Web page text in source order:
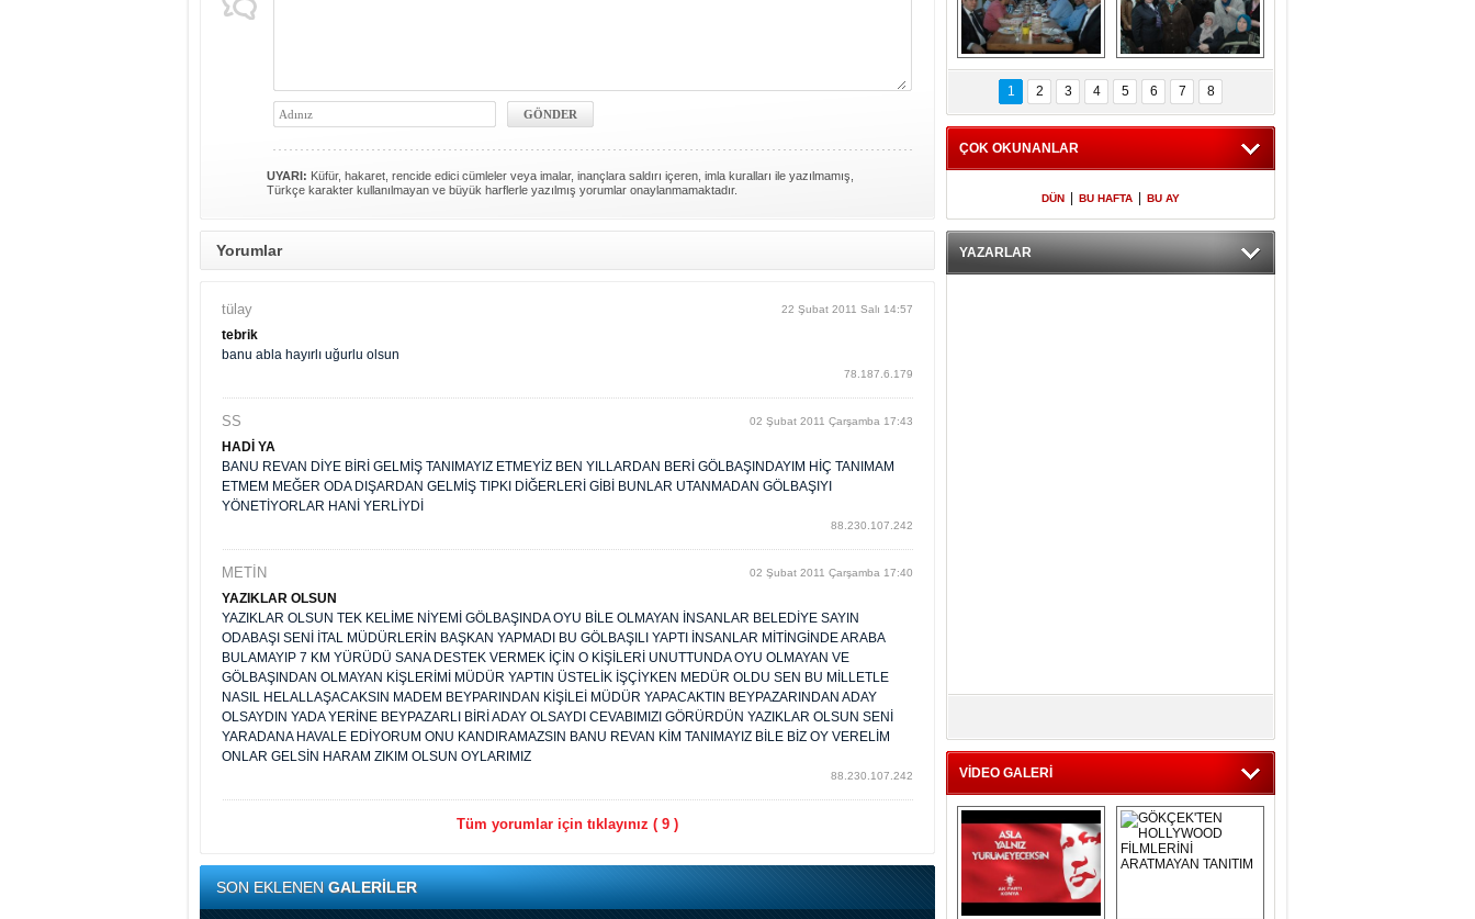
UYARI: Küfür, hakaret, rencide edici cümleler veya imalar, inançlara saldırı içeren, imla kuralları ile yazılmamış,
Türkçe karakter kullanılmayan ve büyük harflerle yazılmış yorumlar onaylanmamaktadır.
Yorumlar
tülay 22 Şubat 2011 Salı 14:57
tebrik
banu abla hayırlı uğurlu olsun
78.187.6.179
SS 02 Şubat 2011 Çarşamba 17:43
HADİ YA
BANU REVAN DİYE BİRİ GELMİŞ TANIMAYIZ ETMEYİZ BEN YILLARDAN BERİ GÖLBAŞINDAYIM HİÇ TANIMAM
ETMEM MEĞER ODA DIŞARDAN GELMİŞ TIPKI DİĞERLERİ GİBİ BUNLAR UTANMADAN GÖLBAŞIYI
YÖNETİYORLAR HANİ YERLİYDİ
88.230.107.242
METİN 02 Şubat 2011 Çarşamba 17:40
YAZIKLAR OLSUN
YAZIKLAR OLSUN TEK KELİME NİYEMİ GÖLBAŞINDA OYU BİLE OLMAYAN İNSANLAR BELEDİYE SAYIN
ODABAŞI SENİ İTAL MÜDÜRLERİN BAŞKAN YAPMADI BU GÖLBAŞILI YAPTI İNSANLAR MİTİNGİNDE ARABA
BULAMAYIP 7 KM YÜRÜDÜ SANA DESTEK VERMEK İÇİN O KİŞİLERİ UNUTTUNDA OYU OLMAYAN VE
GÖLBAŞINDAN OLMAYAN KİŞLERİMİ MÜDÜR YAPTIN ÜSTELİK İŞÇİYKEN MEDÜR OLDU SEN BU MİLLETLE
NASIL HELALLAŞACAKSIN MADEM BEYPARINDAN KİŞİLEİ MÜDÜR YAPACAKTIN BEYPAZARINDAN ADAY
OLSAYDIN YADA YERİNE BEYPAZARLI BİRİ ADAY OLSAYDI CEVABIMIZI GÖRÜRDÜN YAZIKLAR OLSUN SENİ
YARADANA HAVALE EDİYORUM ONU KANDIRAMAZSIN BANU REVAN KİM TANIMAYIZ BİLE BİZ OY VERELİM
ONLAR GELSİN HARAM ZIKIM OLSUN OYLARIMIZ
88.230.107.242
Tüm yorumlar için tıklayınız ( 9 )
SON EKLENENGALERİLER
Kaymakamlıktan
iftar yemeği
NERGÜL
YILDIRIM SEÇİM
BÜROSUNU AÇTI
1 2 3 4 5 6 7 8
ÇOK OKUNANLAR
DÜN BU HAFTA BU AY
YAZARLAR
VİDEO GALERİ